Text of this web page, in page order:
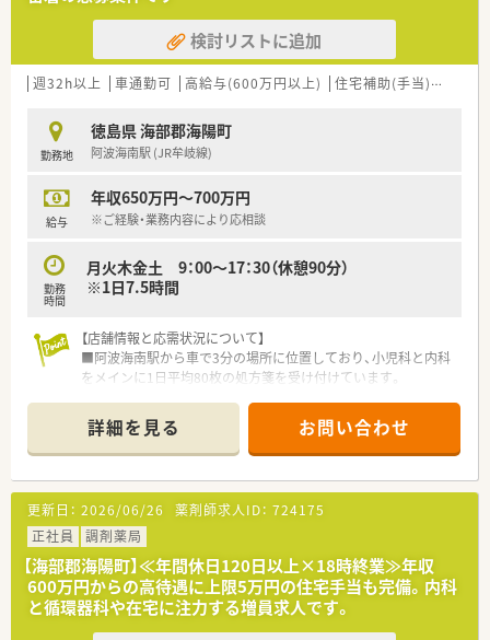
検討リストに追加
週32h以上 車通勤可 高給与(600万円以上) 住宅補助(手当)あり
勤務地
徳島県 海部郡海陽町
阿波海南駅 (JR牟岐線)
給与
年収650万円～700万円
※ご経験・業務内容により応相談
勤務
時間
月火木金土 9：00～17：30（休憩90分）
※1日7.5時間
【店舗情報と応需状況について】
■阿波海南駅から車で3分の場所に位置しており、小児科と内科
をメインに1日平均80枚の処方箋を受け付けています。
も3名在籍しているため、調剤に専念できる環境です。
■地域に根ざした薬局として、近隣の小児科クリニックからの処
方箋を中心に、幅広い年代の患者様に対応しています。
【募集背景と求める人物像について】
■常勤薬剤師の急な退職に伴う急募案件のため、即戦力として3
月から勤務を開始できる方を優先的に募集しています。
■エリアの特性上、4月からの勤務開始を希望される方も歓迎し
ており、柔軟な調整が可能な薬剤師の方を求めています。
■調剤業務の実務経験がある方を対象としており、周囲のスタッ
フと連携しながら円滑に業務を進められる方を募集します。
詳細を見る お問い合わせ
更新日： 2026/06/26 薬剤師求人ID： 724175
正社員
調剤薬局
【海部郡海陽町】≪年間休日120日以上×18時終業≫年収
600万円からの高待遇に上限5万円の住宅手当も完備。内科
と循環器科や在宅に注力する増員求人です。